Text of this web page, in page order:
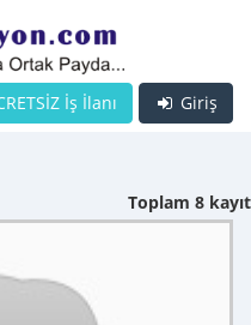
Giriş
İş İlanı
Toplam 8 kayıt